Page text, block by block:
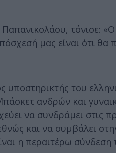
τόνισε:
μας είναι ότι
του
ανδρών και
να συνδράμει στις
και να συμβάλει
η περαιτέρω σύνδεση